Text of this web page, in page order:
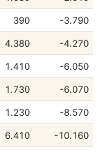
390 -3.790
4.380 -4.270
1.410 -6.050
1.730 -6.070
1.230 -8.570
6.410 -10.160